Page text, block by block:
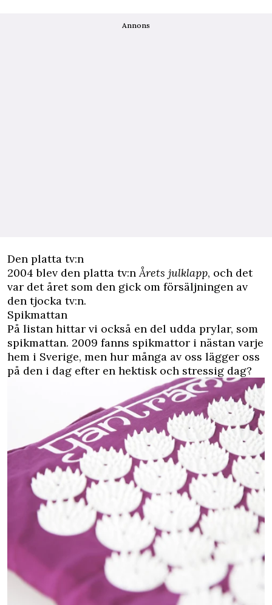
Annons
Den platta tv:n
2004 blev den platta tv:nÅrets julklapp, och det
var det året som den gick om försäljningen av
den tjocka tv:n.
Spikmattan
På listan hittar vi också en del udda prylar, som
spikmattan. 2009 fanns spikmattor i nästan varje
hem i Sverige, men hur många av oss lägger oss
på den i dag efter en hektisk och stressig dag?